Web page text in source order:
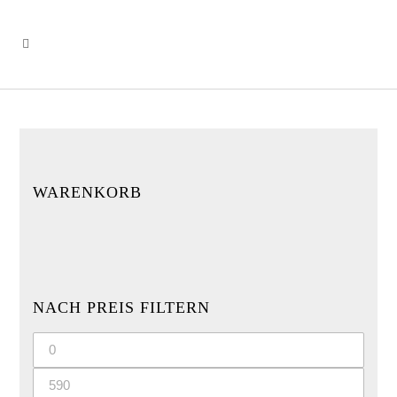
WARENKORB
NACH PREIS FILTERN